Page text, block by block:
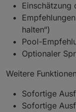
Einschätzung
halten“)
Pool-
Optionaler
Weitere
Sofortige
Sofortige